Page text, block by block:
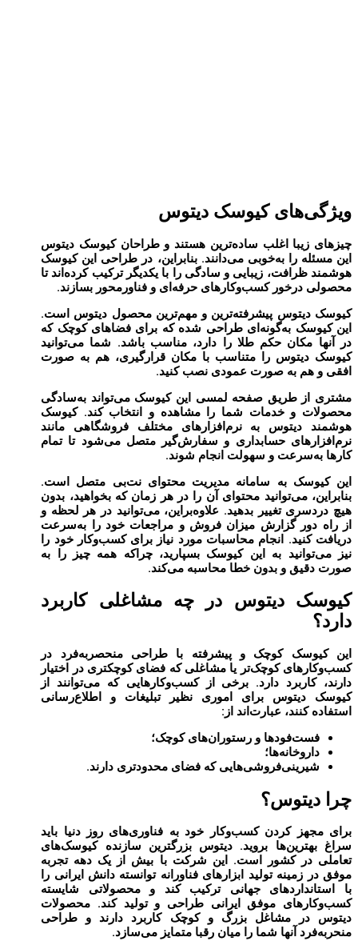
ویژگی‌های کیوسک دیتوس
چیزهای زیبا اغلب ساده‌ترین هستند و طراحان کیوسک دیتوس
این مسئله را به‌خوبی می‌دانند. بنابراین، در طراحی این کیوسک
هوشمند ظرافت، زیبایی و سادگی را با یکدیگر ترکیب کرده‌اند تا
محصولی درخور کسب‌وکارهای حرفه‌ای و فناورمحور بسازند.
کیوسک دیتوس پیشرفته‌ترین و مهم‌ترین محصول دیتوس است.
این کیوسک به‌گونه‌ای طراحی شده که برای فضاهای کوچک که
در آنها مکان حکم طلا را دارد، مناسب باشد. شما می‌توانید
کیوسک دیتوس را متناسب با مکان قرارگیری، هم به صورت
افقی و هم به صورت عمودی نصب کنید.
مشتری از طریق صفحه لمسی این کیوسک می‌تواند به‌سادگی
محصولات و خدمات شما را مشاهده و انتخاب کند. کیوسک
هوشمند دیتوس به نرم‌افزارهای مختلف فروشگاهی مانند
نرم‌افزارهای حسابداری و سفارش‌گیر متصل می‌شود تا تمام
کارها به‌سرعت و سهولت انجام شوند.
این کیوسک به سامانه مدیریت محتوای نت‌بی متصل است.
بنابراین، می‌توانید محتوای آن را در هر زمان که بخواهید، بدون
هیچ دردسری تغییر بدهید. علاوه‌براین، می‌توانید در هر لحظه و
از راه دور گزارش میزان فروش و مراجعات خود را به‌سرعت
دریافت کنید. انجام محاسبات مورد نیاز برای کسب‌وکار خود را
نیز می‌توانید به این کیوسک بسپارید، چراکه همه چیز را به
صورت دقیق و بدون خطا محاسبه می‌کند.
کیوسک دیتوس در چه مشاغلی کاربرد
دارد؟
این کیوسک کوچک و پیشرفته با طراحی منحصربه‌فرد در
کسب‌وکارهای کوچک‌تر یا مشاغلی که فضای کوچکتری در اختیار
دارند، کاربرد دارد. برخی از کسب‌وکارهایی که می‌توانند از
کیوسک دیتوس برای اموری نظیر تبلیغات و اطلاع‌رسانی
استفاده کنند، عبارت‌اند از:
فست‌فودها و رستوران‌های کوچک؛
داروخانه‌ها؛
شیرینی‌فروشی‌هایی که فضای محدودتری دارند.
چرا دیتوس؟
برای مجهز کردن کسب‌وکار خود به فناوری‌های روز دنیا باید
سراغ بهترین‌ها بروید. دیتوس بزرگترین سازنده کیوسک‌های
تعاملی در کشور است. این شرکت با بیش از یک دهه تجربه
موفق در زمینه تولید ابزارهای فناورانه توانسته دانش ایرانی را
با استانداردهای جهانی ترکیب کند و محصولاتی شایسته
کسب‌وکارهای موفق ایرانی طراحی و تولید کند. محصولات
دیتوس در مشاغل بزرگ و کوچک کاربرد دارند و طراحی
منحربه‌فرد آنها شما را میان رقبا متمایز می‌سازد.